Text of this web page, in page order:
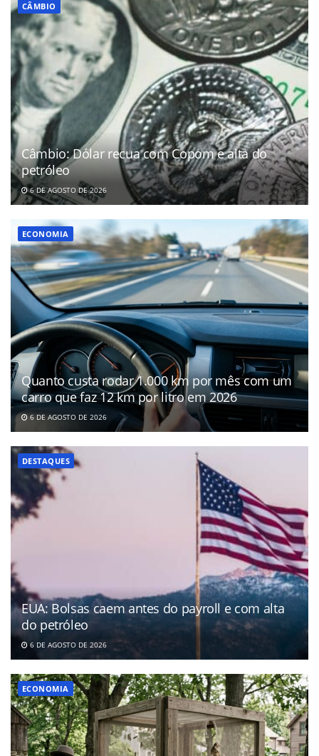
CÂMBIO
Câmbio: Dólar recua com Copom e alta do
petróleo
6 DE AGOSTO DE 2026
ECONOMIA
Quanto custa rodar 1.000 km por mês com um
carro que faz 12 km por litro em 2026
6 DE AGOSTO DE 2026
DESTAQUES
EUA: Bolsas caem antes do payroll e com alta
do petróleo
6 DE AGOSTO DE 2026
ECONOMIA